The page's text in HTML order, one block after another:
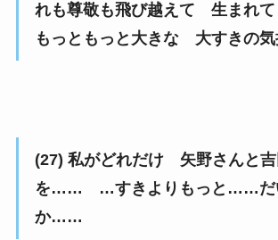
れも尊敬も飛び越えて 生まれ
もっともっと大きな 大すきの気
(27) 私がどれだけ 矢野さんと
を…… …すきよりもっと……だ
か……